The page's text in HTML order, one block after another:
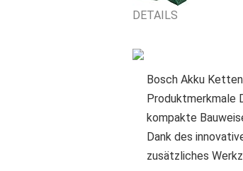
DETAILS
Bosch Akku
Produktmerkmale
kompakte
Dank des
zusätzliches